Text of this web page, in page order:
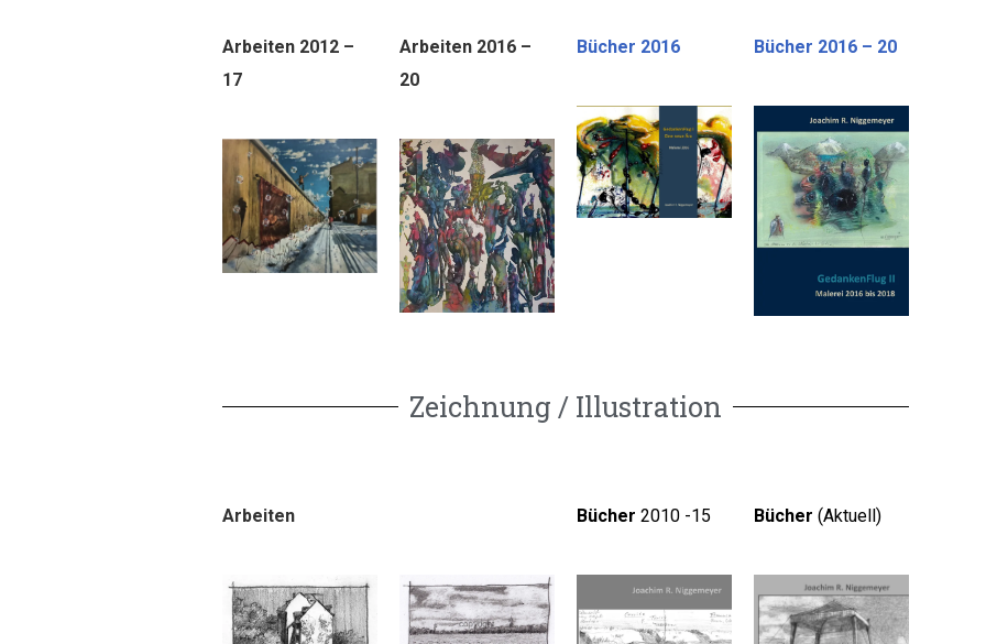
Arbeiten 2012 –
17
Arbeiten 2016 –
20
Bücher 2016 Bücher 2016 – 20
Zeichnung / Illustration
Arbeiten Bücher 2010 -15 Bücher (Aktuell)